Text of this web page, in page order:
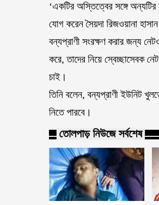
‘একটির অস্তিত্বের সঙ্গে
যোগ করেন সৈয়দা রিজওয়ানা
বন্যপ্রাণী সংরক্ষণ করার জন্য
করে, তাদের নিয়ে স্বেচ্ছাসেবক
চাই।
তিনি বলেন, বন্যপ্রাণী ইউনিট
নিতে পারবে।
তোলপাড় নিউজে সর্বশেষ